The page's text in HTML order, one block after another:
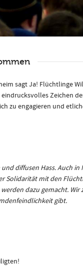
sagt Ja! Flüchtlinge
Zeichen
zu engagieren und
diffusen Hass. Auch
Solidarität mit den
dazu gemacht.
gibt.